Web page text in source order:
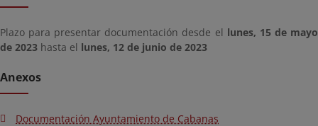
Plazo para presentar documentación desde el lunes, 15 de mayo
de 2023 hasta el lunes, 12 de junio de 2023
Anexos
Documentación Ayuntamiento de Cabanas